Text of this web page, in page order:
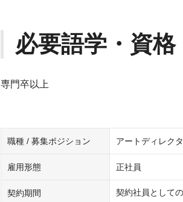
必要語学・資格
専門卒以上
職種 / 募集ポジション アートディレク
雇用形態 正社員
契約期間 契約社員として